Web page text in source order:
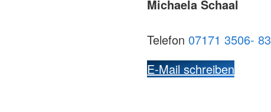
Michaela Schaal
Telefon 07171 3506- 83
E-Mail schreiben